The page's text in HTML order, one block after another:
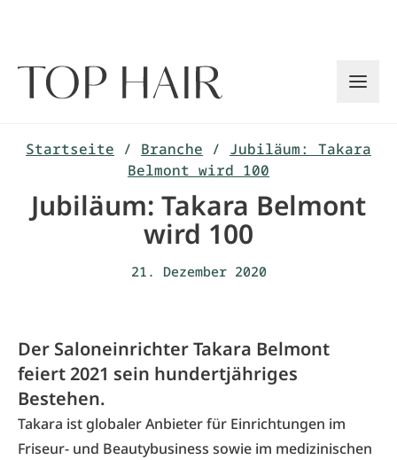
Startseite / Branche / Jubiläum: Takara
Belmont wird 100
Jubiläum: Takara Belmont
wird 100
21. Dezember 2020
Der Saloneinrichter Takara Belmont
feiert 2021 sein hundertjähriges
Bestehen.
Takara ist globaler Anbieter für Einrichtungen im
Friseur- und Beautybusiness sowie im medizinischen